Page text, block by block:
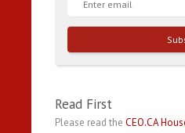
Read First
Please read the CEO.CA